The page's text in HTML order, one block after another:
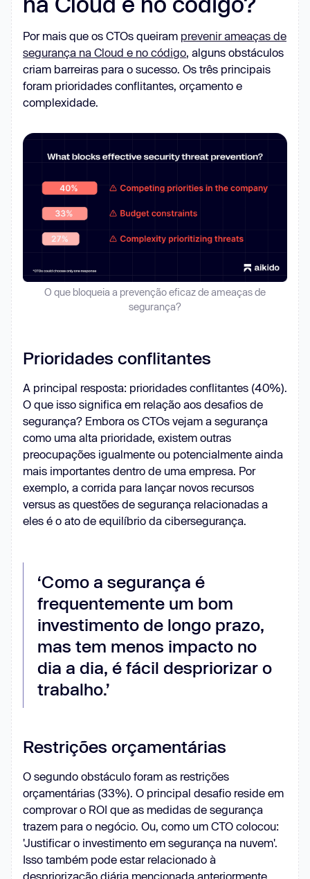
Por mais que os CTOs queiram prevenir ameaças de
segurança na Cloud e no código, alguns obstáculos
criam barreiras para o sucesso. Os três principais
foram prioridades conflitantes, orçamento e
complexidade.
O que bloqueia a prevenção eficaz de ameaças de
segurança?
Prioridades conflitantes
A principal resposta: prioridades conflitantes (40%).
O que isso significa em relação aos desafios de
segurança? Embora os CTOs vejam a segurança
como uma alta prioridade, existem outras
preocupações igualmente ou potencialmente ainda
mais importantes dentro de uma empresa. Por
exemplo, a corrida para lançar novos recursos
versus as questões de segurança relacionadas a
eles é o ato de equilíbrio da cibersegurança.
‘Como a segurança é
frequentemente um bom
investimento de longo prazo,
mas tem menos impacto no
dia a dia, é fácil despriorizar o
trabalho.’
Restrições orçamentárias
O segundo obstáculo foram as restrições
orçamentárias (33%). O principal desafio reside em
comprovar o ROI que as medidas de segurança
trazem para o negócio. Ou, como um CTO colocou:
'Justificar o investimento em segurança na nuvem'.
Isso também pode estar relacionado à
despriorização diária mencionada anteriormente.